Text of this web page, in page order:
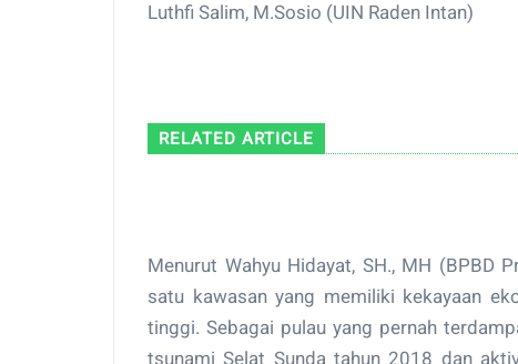
Luthfi Salim, M.Sosio (UIN Raden Intan)
RELATED ARTICLE
Menurut Wahyu Hidayat, SH., MH (BPBD
satu kawasan yang memiliki kekayaan
tinggi. Sebagai pulau yang pernah
tsunami Selat Sunda tahun 2018 dan